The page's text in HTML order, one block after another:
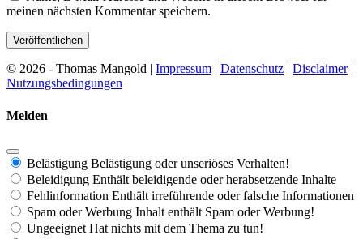
meinen nächsten Kommentar speichern.
© 2026 - Thomas Mangold | Impressum | Datenschutz | Disclaimer|
Nutzungsbedingungen
Melden
Belästigung Belästigung oder unseriöses Verhalten!
Beleidigung Enthält beleidigende oder herabsetzende Inhalte
Fehlinformation Enthält irreführende oder falsche Informationen
Spam oder Werbung Inhalt enthält Spam oder Werbung!
Ungeeignet Hat nichts mit dem Thema zu tun!